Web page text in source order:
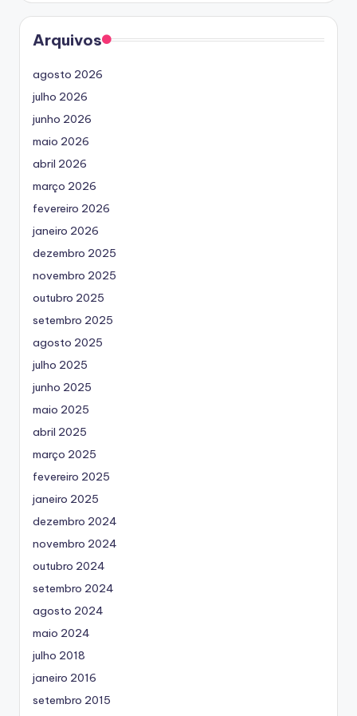
Arquivos
agosto 2026
julho 2026
junho 2026
maio 2026
abril 2026
março 2026
fevereiro 2026
janeiro 2026
dezembro 2025
novembro 2025
outubro 2025
setembro 2025
agosto 2025
julho 2025
junho 2025
maio 2025
abril 2025
março 2025
fevereiro 2025
janeiro 2025
dezembro 2024
novembro 2024
outubro 2024
setembro 2024
agosto 2024
maio 2024
julho 2018
janeiro 2016
setembro 2015